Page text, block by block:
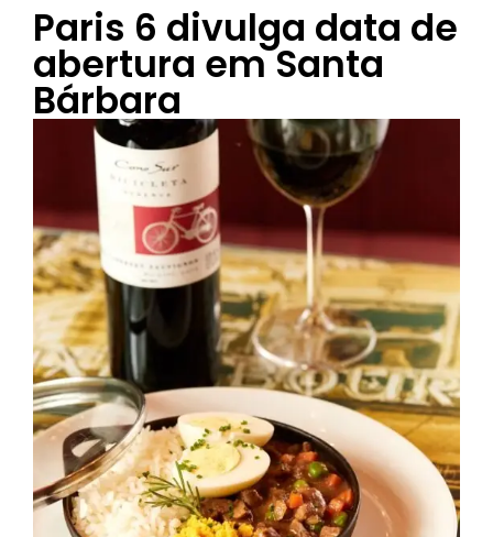
Paris 6 divulga data de
abertura em Santa
Bárbara